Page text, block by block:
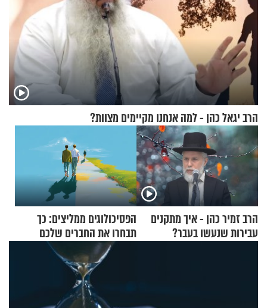
הרב יגאל כהן - למה אנחנו מקיימים מצוות?
הרב זמיר כהן - איך מתקנים
עבירות שנעשו בעבר?
הפסיכולוגים ממליצים: כך
תבחרו את החברים שלכם
בחיים